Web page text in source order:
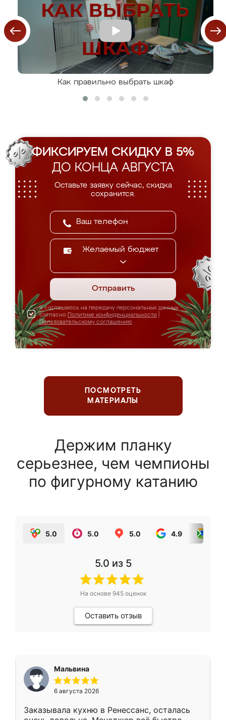
Как правильно выбрать шкаф
ФИКСИРУЕМ СКИДКУ В 5%
ДО КОНЦА АВГУСТА
Оставьте заявку сейчас, скидка
сохранится.
Желаемый бюджет
Отправить
Я соглашаюсь на передачу персональных данных
согласно Политике конфиденциальности
Пользовательскому соглашению
ПОСМОТРЕТЬ
МАТЕРИАЛЫ
Держим планку
серьезнее, чем чемпионы
по фигурному катанию
5.0 5.0 5.0 4.9
5.0 из 5
На основе 945оценок
Оставить отзыв
Мальвина
6 августа 2026
Заказывала кухню в Ренессанс, осталась